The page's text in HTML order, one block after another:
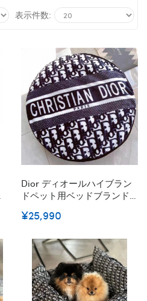
表示件数:
Dior ディオールハイブラン
ドペット用ベッドブランド
ぽいの犬用マットブランド
革ベッド
¥25,990